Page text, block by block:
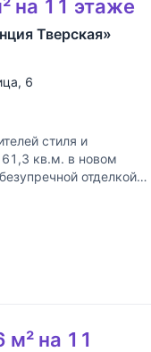
на 11 этаже
Тверская»
, 6
стиля и
кв.м. в новом
отделкой
м² на 11